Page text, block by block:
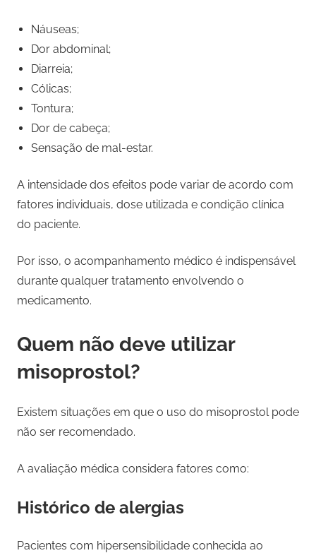
Náuseas;
Dor abdominal;
Diarreia;
Cólicas;
Tontura;
Dor de cabeça;
Sensação de mal-estar.
A intensidade dos efeitos pode variar de acordo com
fatores individuais, dose utilizada e condição clínica
do paciente.
Por isso, o acompanhamento médico é indispensável
durante qualquer tratamento envolvendo o
medicamento.
Quem não deve utilizar
misoprostol?
Existem situações em que o uso do misoprostol pode
não ser recomendado.
A avaliação médica considera fatores como:
Histórico de alergias
Pacientes com hipersensibilidade conhecida ao